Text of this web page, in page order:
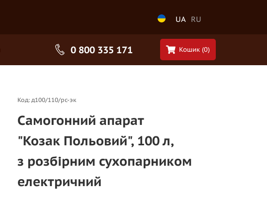
UA RU
0 800 335 171 Кошик (0)
Код: д100/110/рс-эк
Самогонний апарат
"Козак Польовий", 100 л,
з розбірним сухопарником
електричний